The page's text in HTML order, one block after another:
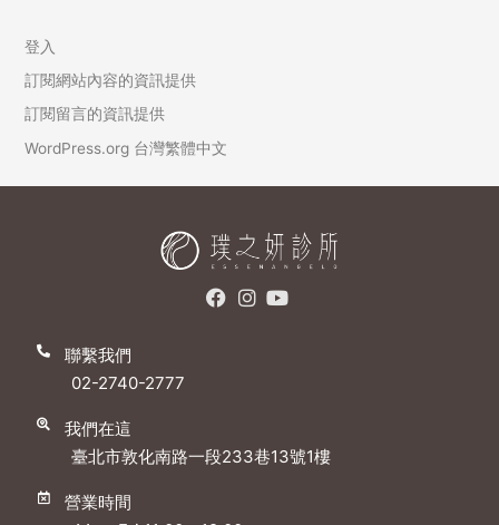
登入
訂閱網站內容的資訊提供
訂閱留言的資訊提供
WordPress.org 台灣繁體中文
聯繫我們
02-2740-2777
我們在這
臺北市敦化南路一段233巷13號1樓
營業時間